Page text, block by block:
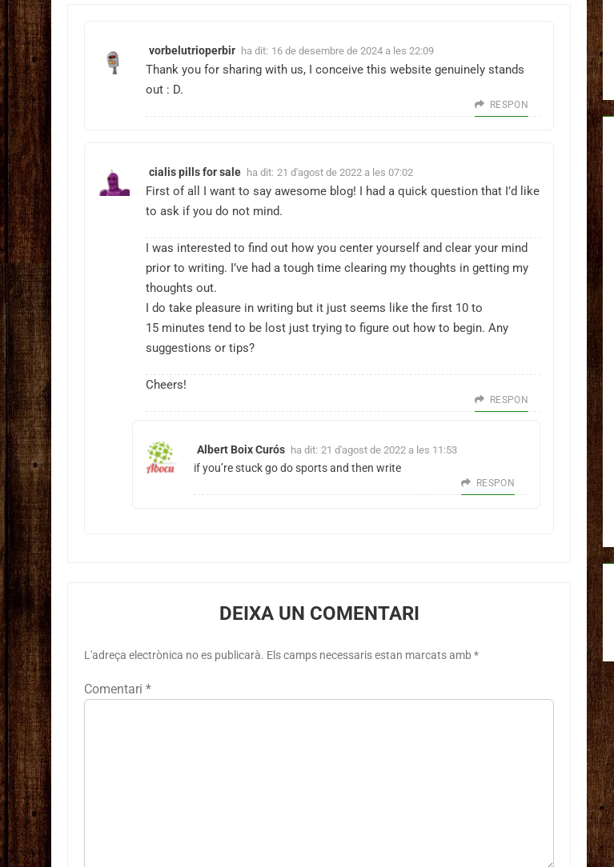
vorbelutrioperbir ha dit: 16 de desembre de 2024 a les 22:09
Thank you for sharing with us, I conceive this website genuinely stands
out : D.
RESPON
cialis pills for sale ha dit: 21 d'agost de 2022 a les 07:02
First of all I want to say awesome blog! I had a quick question that I’d like
to ask if you do not mind.
I was interested to find out how you center yourself and clear your mind
prior to writing. I’ve had a tough time clearing my thoughts in getting my
thoughts out.
I do take pleasure in writing but it just seems like the first 10 to
15 minutes tend to be lost just trying to figure out how to begin. Any
suggestions or tips?
Cheers!
RESPON
Albert Boix Curós ha dit: 21 d'agost de 2022 a les 11:53
if you’re stuck go do sports and then write
RESPON
DEIXA UN COMENTARI
L'adreça electrònica no es publicarà. Els camps necessaris estan marcats amb *
Comentari *